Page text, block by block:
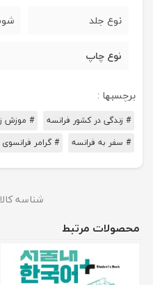
نوع جلد
نوع چاپ
برچسبها :
# زندگی در کشور فرانسه # موزش
# سفر به فرانسه
# گرامر فرانسوی
شناسه
محصولات مرتبط